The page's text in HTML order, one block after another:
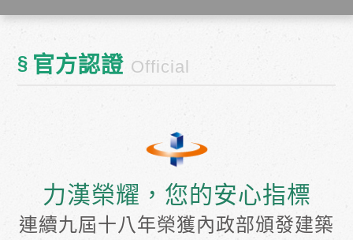
§ 官方認證 Official
力漢榮耀，您的安心指標
連續九屆十八年榮獲內政部頒發建築